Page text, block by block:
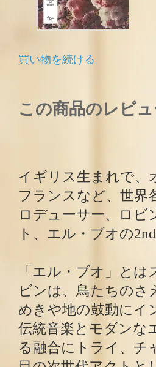
買い物を続ける
この商品のレビ
イギリス生まれで、
フランスなど、世界
ロデューサー、ロビ
ト、エル・ブオの
「エル・ブオ」と
ビンは、鳥たちのさ
めきや地の鼓動にイ
伝統音楽とモダンな
る融合にトライ、チ